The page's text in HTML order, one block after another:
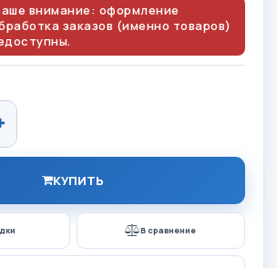
внимание: оформление
заказов (именно товаров)
КУПИТЬ
В сравнение